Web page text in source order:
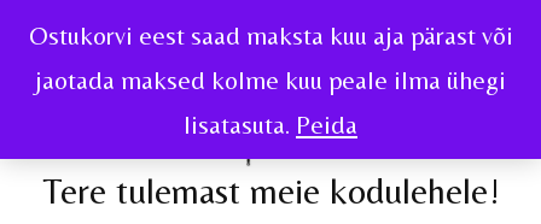
Ostukorvi eest saad maksta kuu aja pärast või
jaotada maksed kolme kuu peale ilma ühegi
lisatasuta. Peida
Tere tulemast meie kodulehele!